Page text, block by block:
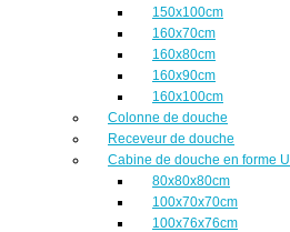
150x100cm
160x70cm
160x80cm
160x90cm
160x100cm
Colonne de douche
Receveur de douche
Cabine de douche en forme U
80x80x80cm
100x70x70cm
100x76x76cm